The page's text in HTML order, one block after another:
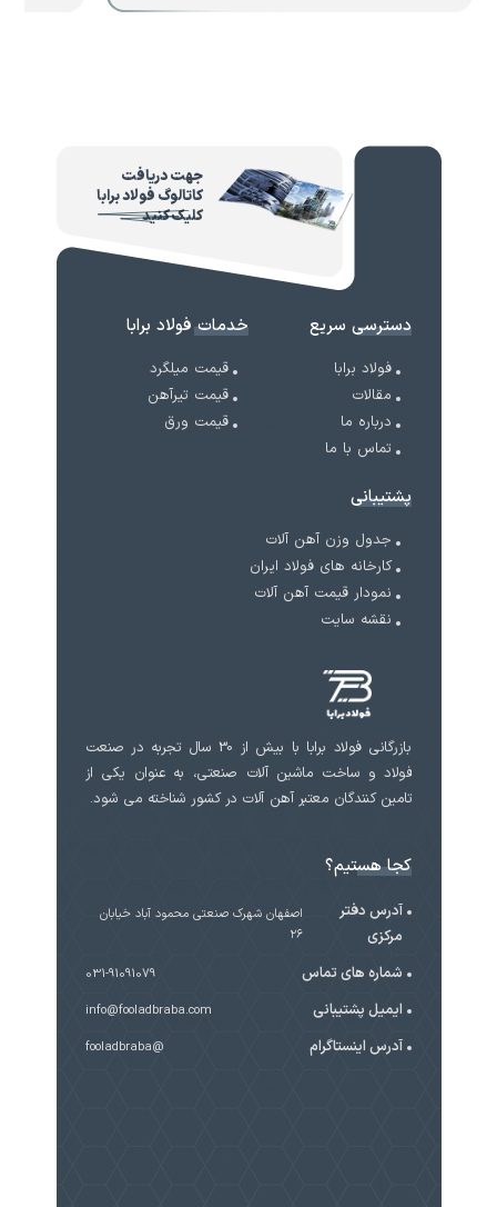
جهت دریافت
کاتالوگ فولاد برابا
کلیک کنید
دسترسی سریع
فولاد برابا
مقالات
درباره ما
تماس با ما
خدمات فولاد برابا
قیمت میلگرد
قیمت تیرآهن
قیمت ورق
پشتیبانی
جدول وزن آهن آلات
کارخانه های فولاد ایران
نمودار قیمت آهن آلات
نقشه سایت
بازرگانی فولاد برابا با بیش از 30 سال تجربه در صنعت
فولاد و ساخت ماشین آلات صنعتی، به عنوان یکی از
تامین کنندگان معتبر آهن آلات در کشور شناخته می شود.
کجا هستیم؟
آدرس دفتر
مرکزی
اصفهان شهرک صنعتی محمود آباد خیابان
۲۶
شماره های تماس 031-91091079
ایمیل پشتیبانی info@fooladbraba.com
آدرس اینستاگرام @fooladbraba